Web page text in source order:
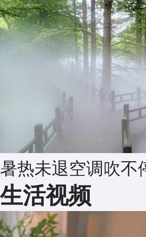
暑热未退空调吹不
生活视频